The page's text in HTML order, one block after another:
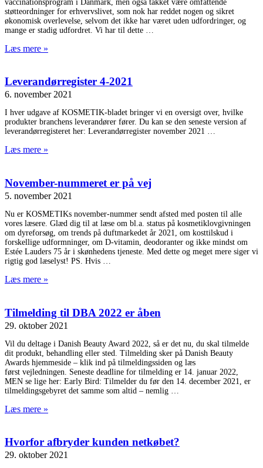
vaccinationsprogram i Danmark, men også takket være omfattende
støtteordninger for erhvervslivet, som nok har reddet nogen og sikret
økonomisk overlevelse, selvom det ikke har været uden udfordringer, og
mange er stadig udfordret. Vi har til dette
Læs mere »
Leverandørregister 4-2021
6. november 2021
I hver udgave af KOSMETIK-bladet bringer vi en oversigt over, hvilke
produkter branchens leverandører fører. Du kan se den seneste version af
leverandørregisteret her: Leverandørregister november 2021
Læs mere »
November-nummeret er på vej
5. november 2021
Nu er KOSMETIKs november-nummer sendt afsted med posten til alle
vores læsere. Glæd dig til at læse om bl.a. status på kosmetiklovgivningen
om dyreforsøg, om trends på duftmarkedet år 2021, om kosttilskud i
forskellige udformninger, om D-vitamin, deodoranter og ikke mindst om
Estée Lauders 75 år i skønhedens tjeneste. Med dette og meget mere siger vi
rigtig god læselyst! PS. Hvis
Læs mere »
Tilmelding til DBA 2022 er åben
29. oktober 2021
Vil du deltage i Danish Beauty Award 2022, så er det nu, du skal tilmelde
dit produkt, behandling eller sted. Tilmelding sker på Danish Beauty
Awards hjemmeside – klik ind på tilmeldingssiden og læs
først vejledningen. Seneste deadline for tilmelding er 14. januar 2022,
MEN se lige her: Early Bird: Tilmelder du før den 14. december 2021, er
tilmeldingsgebyret det samme som altid – nemlig
Læs mere »
Hvorfor afbryder kunden netkøbet?
29. oktober 2021